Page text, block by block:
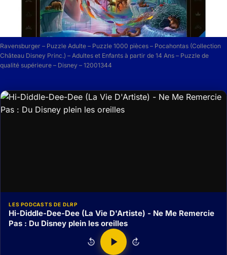
Ravensburger – Puzzle Adulte – Puzzle 1000 pièces – Pocahontas (Collection
Château Disney Princ.) – Adultes et Enfants à partir de 14 Ans – Puzzle de
qualité supérieure – Disney – 12001344
LES PODCASTS DE DLRP
Hi-Diddle-Dee-Dee (La Vie D'Artiste) - Ne Me Remercie
Pas : Du Disney plein les oreilles
15 15